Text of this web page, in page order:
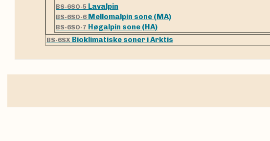
BS-6SO-5 Lavalpin
BS-6SO-6 Mellomalpin sone (MA)
BS-6SO-7 Høgalpin sone (HA)
BS-6SX Bioklimatiske soner i Arktis